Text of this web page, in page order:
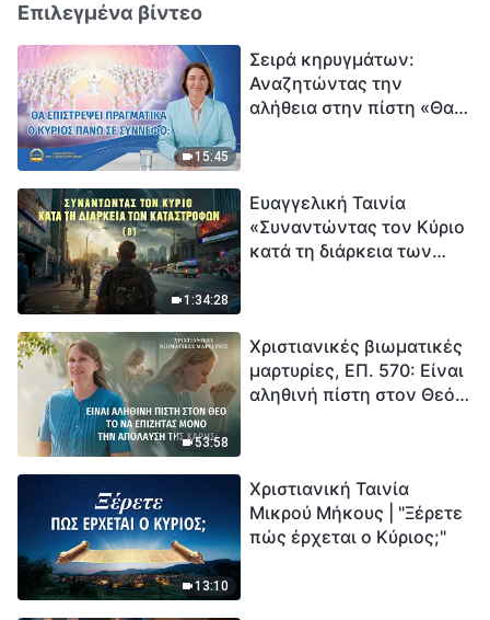
Επιλεγμένα βίντεο
15:45
Σειρά κηρυγμάτων:
Αναζητώντας την
αλήθεια στην πίστη «Θα
1:34:28
Ευαγγελική Ταινία
«Συναντώντας τον Κύριο
κατά τη διάρκεια των
εξαφάνισης». Οι
καταστροφές χτυπούν.
Ξεκινά η αντίστροφη
53:58
Χριστιανικές βιωματικές
μαρτυρίες, ΕΠ. 570: Είναι
αληθινή πίστη στον Θεό
13:10
Χριστιανική Ταινία
Μικρού Μήκους | "Ξέρετε
πώς έρχεται ο Κύριος;"